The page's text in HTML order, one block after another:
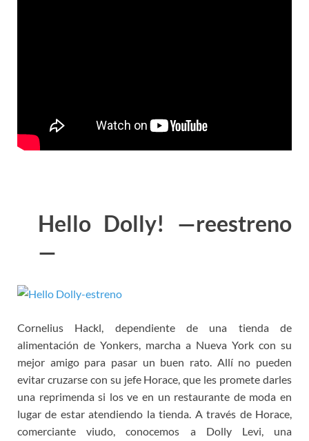
Hello Dolly! —reestreno
—
Cornelius Hackl, dependiente de una tienda de
alimentación de Yonkers, marcha a Nueva York con su
mejor amigo para pasar un buen rato. Allí no pueden
evitar cruzarse con su jefe Horace, que les promete darles
una reprimenda si los ve en un restaurante de moda en
lugar de estar atendiendo la tienda. A través de Horace,
comerciante viudo, conocemos a Dolly Levi, una